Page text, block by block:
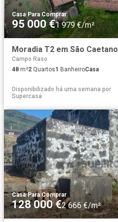
Casa·Para Comprar
95 000 €1 979 €/m²
Moradia T2 em São Caetano
Campo Raso
48 m²2 Quartos1 BanheiroCasa
Disponibilizado há uma semana por
Supercasa
Casa·Para Comprar
128 000 €2 666 €/m²